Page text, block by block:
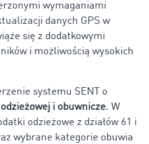
wymaganiami
danych GPS w
się z dodatkowymi
i możliwością wysokich
systemu SENT o
i obuwnicze. W
odzieżowe z działów 61 i
wybrane kategorie obuwia